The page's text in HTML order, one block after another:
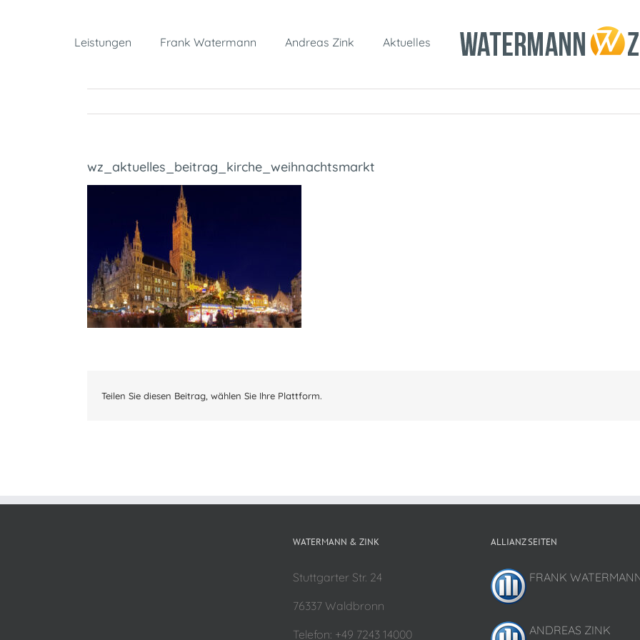
Leistungen Frank Watermann Andreas Zink Aktuelles
wz_aktuelles_beitrag_kirche_weihnachtsmarkt
Teilen Sie diesen Beitrag, wählen Sie Ihre Plattform.
WATERMANN & ZINK
Stuttgarter Str. 24
76337 Waldbronn
Telefon: +49 7243 14000
ALLIANZ SEITEN
FRANK
ANDREAS ZINK